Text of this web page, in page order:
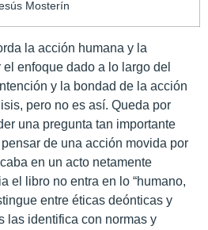
Mosterín
la acción humana y la
enfoque dado a lo largo del
y la bondad de la acción
pero no es así. Queda por
una pregunta tan importante
de una acción movida por
en un acto netamente
el libro no entra en lo “humano,
entre éticas deónticas y
las identifica con normas y